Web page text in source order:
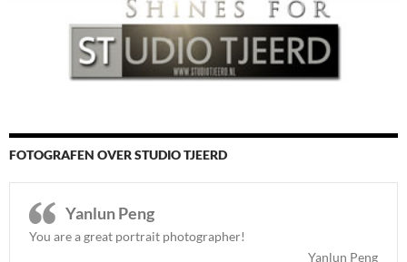
FOTOGRAFEN OVER STUDIO TJEERD
Yanlun Peng
You are a great portrait photographer!
Yanlun Peng